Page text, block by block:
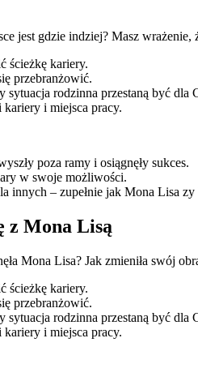
jest gdzie indziej? Masz
ścieżkę kariery.
przebranżowić.
sytuacja rodzinna przestaną być dla
i miejsca pracy.
poza ramy i osiągnęły sukces.
w swoje możliwości.
innych – zupełnie jak Mona Lisa
z Mona Lisą
Mona Lisa? Jak zmieniła swój
ścieżkę kariery.
przebranżowić.
sytuacja rodzinna przestaną być dla
i miejsca pracy.